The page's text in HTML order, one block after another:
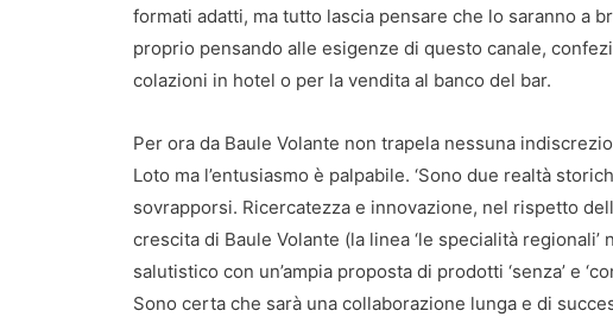
formati adatti, ma tutto lascia pensare che lo saranno a
proprio pensando alle esigenze di questo canale,
colazioni in hotel o per la vendita al banco del bar.
Per ora da Baule Volante non trapela nessuna
Loto ma l’entusiasmo è palpabile. ‘Sono due realtà
sovrapporsi. Ricercatezza e innovazione, nel rispetto
crescita di Baule Volante (la linea ‘le specialità regionali’
salutistico con un’ampia proposta di prodotti ‘senza’ e
Sono certa che sarà una collaborazione lunga e di